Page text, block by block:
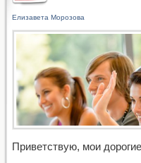
Елизавета Морозова
Приветствую, мои